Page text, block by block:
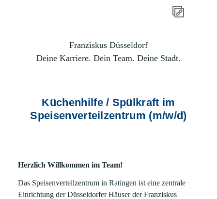
Franziskus Düsseldorf
Deine Karriere. Dein Team. Deine Stadt.
Küchenhilfe / Spülkraft im
Speisenverteilzentrum (m/w/d)
Herzlich Willkommen im Team!
Das Speisenverteilzentrum in Ratingen ist eine zentrale
Einrichtung der Düsseldorfer Häuser der Franziskus